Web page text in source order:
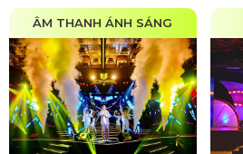
ÂM THANH ÁNH SÁNG